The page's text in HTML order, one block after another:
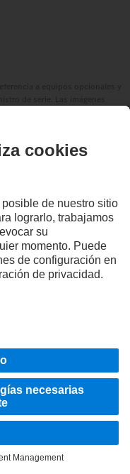
y no reflejan necesariamente el
servicios de asistencia,
países.
de las convicciones
en nuestra forma de pensar,
seleccionados incluyen
canales